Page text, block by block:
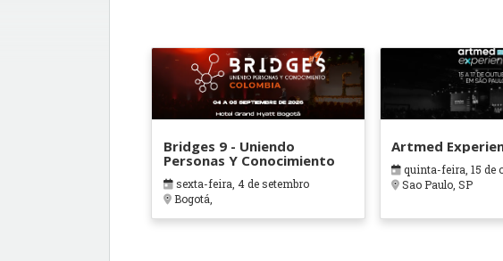
Bridges 9 - Uniendo
Personas Y Conocimiento
sexta-feira, 4 de setembro
Bogotá,
Artmed
quinta-feira, 15 de
Sao Paulo, SP